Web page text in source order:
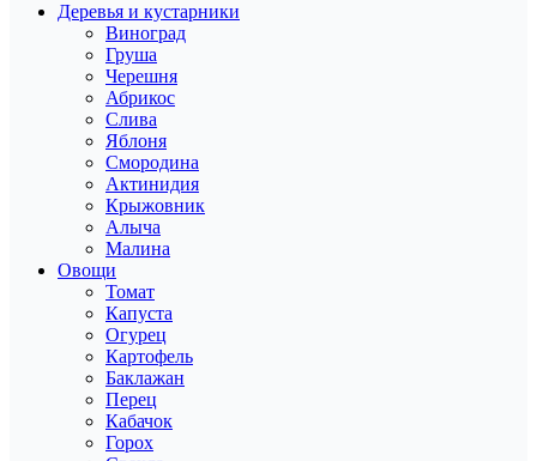
Деревья и кустарники
Виноград
Груша
Черешня
Абрикос
Слива
Яблоня
Смородина
Актинидия
Крыжовник
Алыча
Малина
Овощи
Томат
Капуста
Огурец
Картофель
Баклажан
Перец
Кабачок
Горох